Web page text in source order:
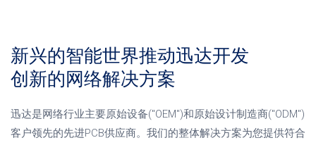
新兴的智能世界推动迅达开发
创新的网络解决方案
迅达是网络行业主要原始设备("OEM")和原始设计制造商("ODM")
客户领先的先进PCB供应商。我们的整体解决方案为您提供符合